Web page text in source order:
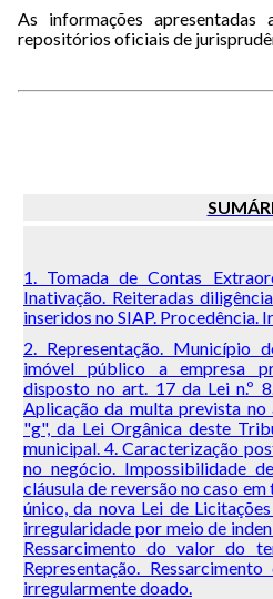
As informações apresentadas
repositórios oficiais de
1. Tomada de Contas
Inativação. Reiteradas
inseridos no SIAP. Procedência.
2. Representação. Município
imóvel público a empresa
disposto no art. 17 da Lei n.º
Aplicação da multa prevista
"g", da Lei Orgânica deste
municipal. 4. Caracterização
no negócio. Impossibilidade
cláusula de reversão no caso
único, da nova Lei de
irregularidade por meio de
Ressarcimento do valor do
Representação.
irregularmente doado.